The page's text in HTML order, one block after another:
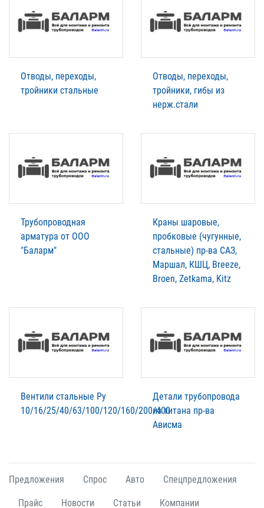
Отводы, переходы,
тройники стальные
Отводы, переходы,
тройники, гибы из
нерж.стали
Трубопроводная
арматура от ООО
"Баларм"
Краны шаровые,
пробковые (чугунные,
стальные) пр-ва САЗ,
Маршал, КШЦ, Breeze,
Broen, Zetkama, Kitz
Вентили стальные Ру
10/16/25/40/63/100/120/160/200/400
Детали трубопровода
из титана пр-ва
Ависма
Предложения Спрос Авто Спецпредложения
Прайс Новости Статьи Компании